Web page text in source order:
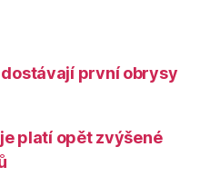
první obrysy
platí opět zvýšené